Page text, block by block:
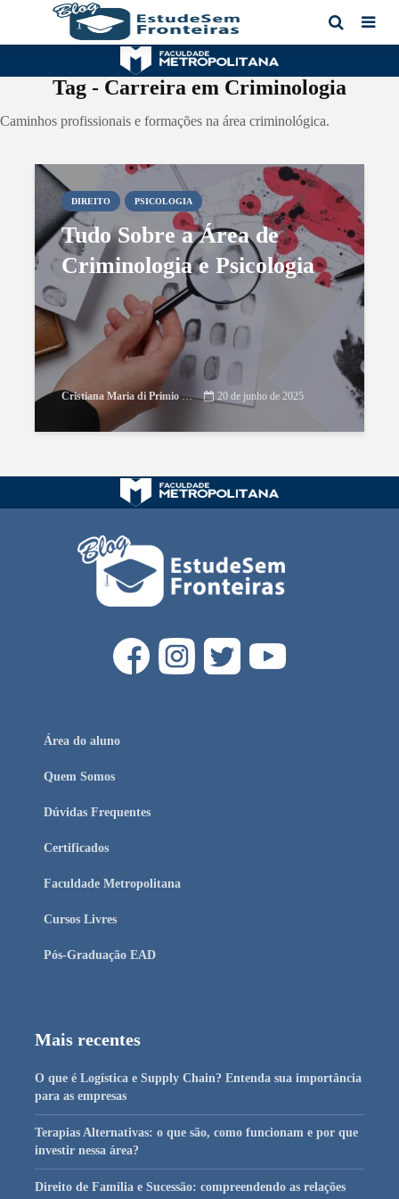
Tag - Carreira em Criminologia
Caminhos profissionais e formações na área criminológica.
DIREITO PSICOLOGIA
Tudo Sobre a Área de
Criminologia e Psicologia
Cristiana Maria di Primio Gonçalves 20 de junho de 2025
Área do aluno
Quem Somos
Dúvidas Frequentes
Certificados
Faculdade Metropolitana
Cursos Livres
Pós-Graduação EAD
Mais recentes
O que é Logística e Supply Chain? Entenda sua importância
para as empresas
Terapias Alternativas: o que são, como funcionam e por que
investir nessa área?
Direito de Família e Sucessão: compreendendo as relações